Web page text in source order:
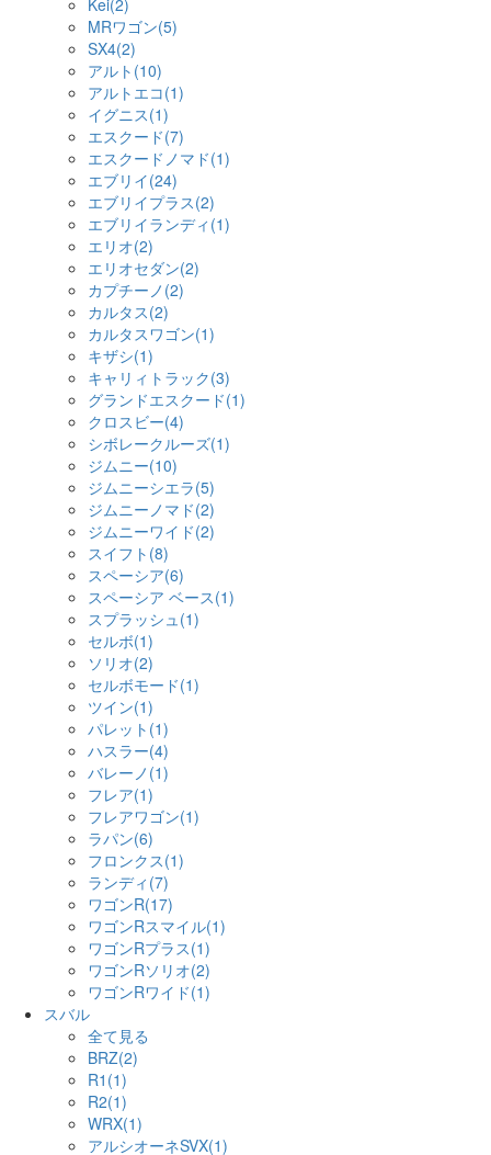
Kei(2)
MRワゴン(5)
SX4(2)
アルト(10)
アルトエコ(1)
イグニス(1)
エスクード(7)
エスクードノマド(1)
エブリイ(24)
エブリイプラス(2)
エブリイランディ(1)
エリオ(2)
エリオセダン(2)
カプチーノ(2)
カルタス(2)
カルタスワゴン(1)
キザシ(1)
キャリィトラック(3)
グランドエスクード(1)
クロスビー(4)
シボレークルーズ(1)
ジムニー(10)
ジムニーシエラ(5)
ジムニーノマド(2)
ジムニーワイド(2)
スイフト(8)
スペーシア(6)
スペーシア ベース(1)
スプラッシュ(1)
セルボ(1)
ソリオ(2)
セルボモード(1)
ツイン(1)
パレット(1)
ハスラー(4)
バレーノ(1)
フレア(1)
フレアワゴン(1)
ラパン(6)
フロンクス(1)
ランディ(7)
ワゴンR(17)
ワゴンRスマイル(1)
ワゴンRプラス(1)
ワゴンRソリオ(2)
ワゴンRワイド(1)
スバル
全て見る
BRZ(2)
R1(1)
R2(1)
WRX(1)
アルシオーネSVX(1)